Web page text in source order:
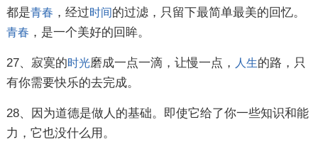
都是青春 ，经过时间的过滤，只留下最简单最美的回忆。
青春 ，是一个美好的回眸。
27、寂寞的时光磨成一点一滴，让慢一点， 人生的路，只
有你需要快乐的去完成。
28、因为道德是做人的基础。即使它给了你一些知识和能
力，它也没什么用。